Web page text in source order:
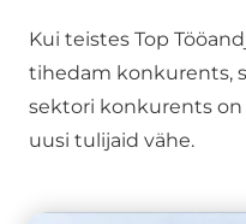
Kui teistes Top
tihedam konkurents,
sektori konkurents
uusi tulijaid vähe.